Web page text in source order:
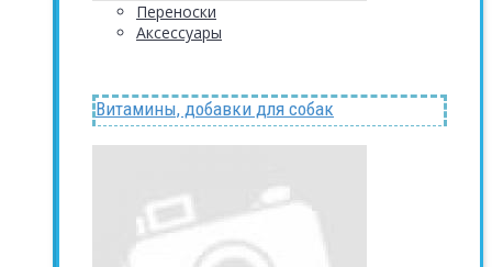
Переноски
Аксессуары
Витамины, добавки для собак